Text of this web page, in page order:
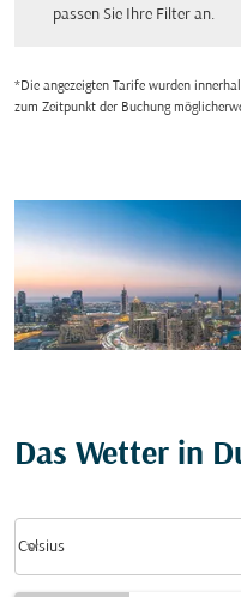
passen Sie Ihre Filter an.
*Die angezeigten Tarife wurden
zum Zeitpunkt der Buchung
Das Wetter in
Celsius
keyboard_arrow_down